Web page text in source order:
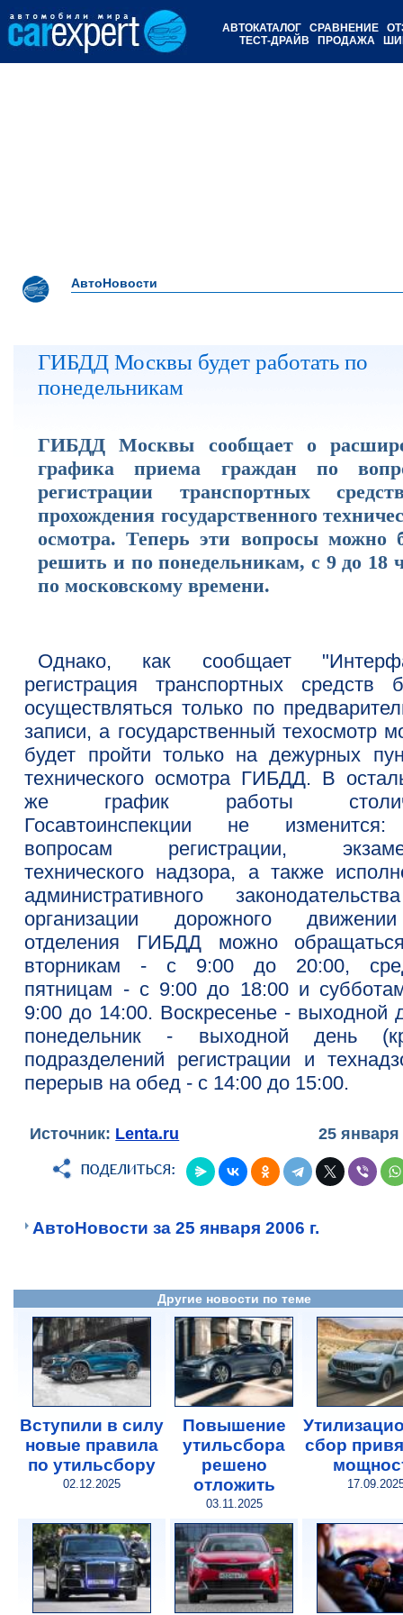
АВТОКАТАЛОГ СРАВНЕНИЕ
ТЕСТ-ДРАЙВ
ПРОДАЖА
АвтоНовости
ГИБДД Москвы будет работать по
понедельникам
ГИБДД Москвы сообщает о
графика приема граждан по
регистрации транспортных
прохождения государственного
осмотра. Теперь эти вопросы можно
решить и по понедельникам, с 9 до 18
по московскому времени.
Однако, как сообщает
регистрация транспортных средств
осуществляться только по
записи, а государственный техосмотр
будет пройти только на дежурных
технического осмотра ГИБДД. В
же график работы
Госавтоинспекции не
вопросам регистрации,
технического надзора, а также
административного
организации дорожного
отделения ГИБДД можно
вторникам - с 9:00 до 20:00,
пятницам - с 9:00 до 18:00 и
9:00 до 14:00. Воскресенье - выходной
понедельник - выходной день
подразделений регистрации и
перерыв на обед - с 14:00 до 15:00.
Источник: Lenta.ru 25 января
АвтоНовости за 25 января 2006 г.
Другие новости по теме
Вступили в силу
новые правила
по утильсбору
02.12.2025
Повышение
утильсбора
решено
отложить
03.11.2025
сбор